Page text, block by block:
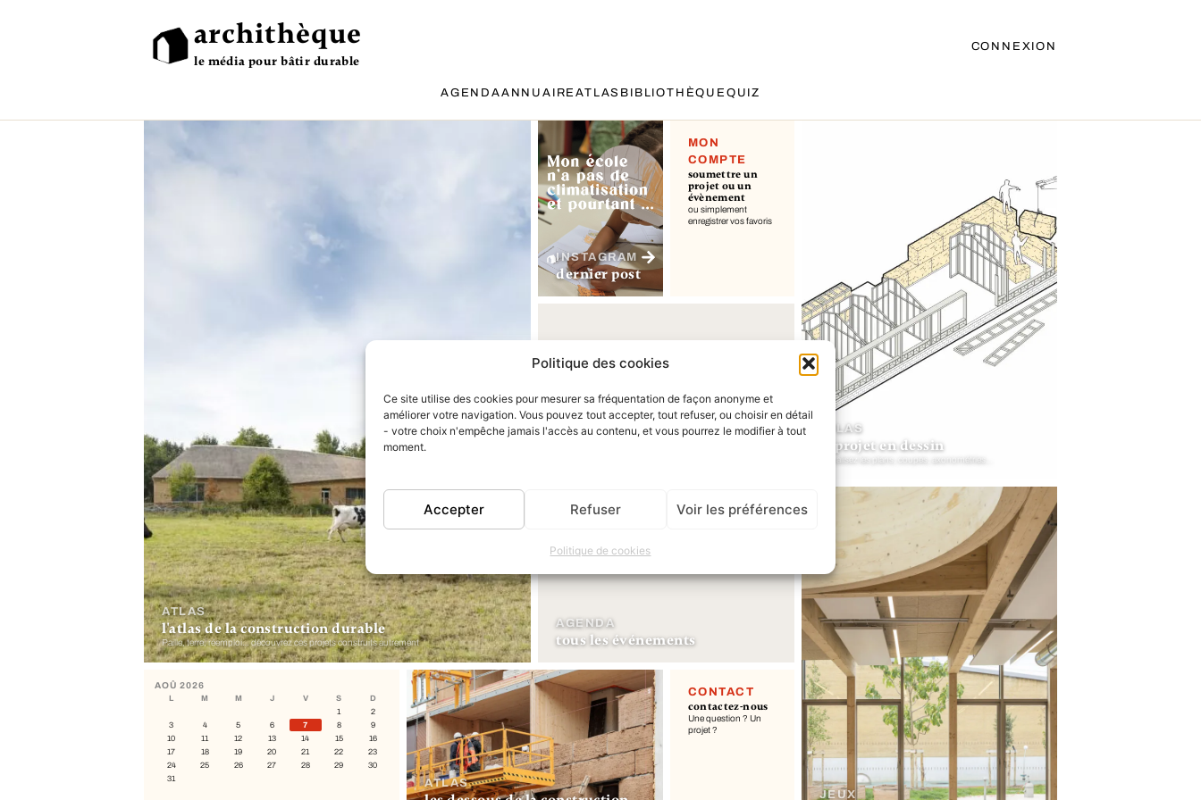
Politique des cookies
Ce site utilise des cookies pour mesurer sa fréquentation de façon anonyme et
améliorer votre navigation. Vous pouvez tout accepter, tout refuser, ou choisir en détail
- votre choix n'empêche jamais l'accès au contenu, et vous pourrez le modifier à tout
moment.
Accepter Refuser Voir les préférences
Politique de cookies
archithèque
le média pour bâtir durable
CONNEXION
AGENDAANNUAIREATLAS BIBLIOTHÈQUE QUIZ
ATLAS
l'atlas de la construction durable
Paille, terre, réemploi… découvrez ces projets construits autrement
ATLAS
AOÛ 2026
L M M J V S
D
1
2
3
4 5 6 7 8
9
10
11 12 13 14 15
16
17
18 19 20 21 22
23
24
25 26 27 28 29
30
31
ATLAS
le projet en dessin
Visualisez les plans, coupes, axonométries…
MON
COMPTE
soumettre un
projet ou un
évènement
ou simplement
enregistrer vos favoris
AGENDA
tous les événements
CONTACT
contactez-nous
Une question ? Un
projet ?
INSTAGRAM
dernier post
JEUX